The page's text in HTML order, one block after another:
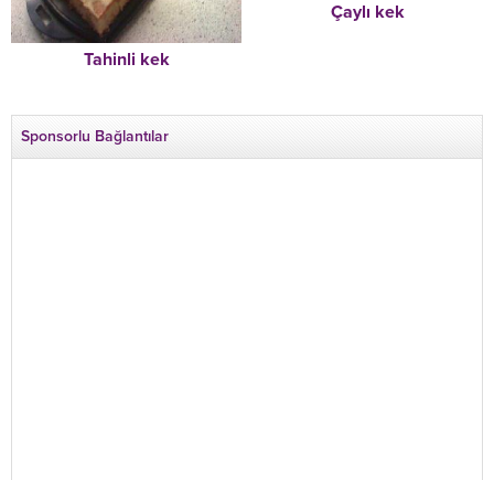
Tahinli kek
Çaylı kek
Sponsorlu Bağlantılar